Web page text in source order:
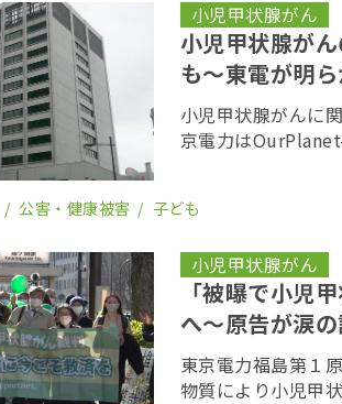
小児甲状腺がん
小児甲状腺が
も〜東電が明
小児甲状腺がんに
京電力は
故当時、福島県内
公害・健康被害 子ども
小児甲状腺がん
「被曝で小児
へ〜原告が涙
東京電力福島第１
物質により小児甲